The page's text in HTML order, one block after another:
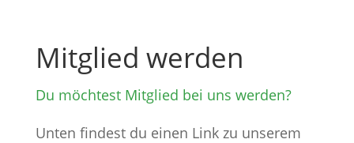
Mitglied werden
Du möchtest Mitglied bei uns werden?
Unten findest du einen Link zu unserem